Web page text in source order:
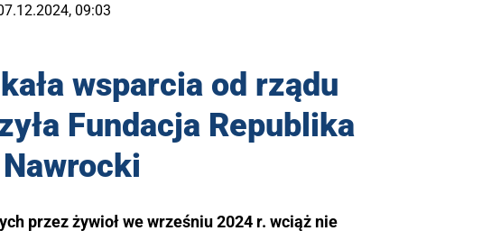
09:03
wsparcia od rządu
Fundacja Republika
przez żywioł we wrześniu 2024 r. wciąż nie